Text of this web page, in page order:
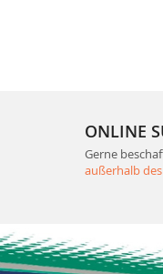
ONLINE
Gerne
außerhalb